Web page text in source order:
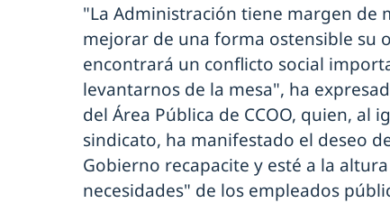
"La Administración tiene margen de
mejorar de una forma ostensible su
encontrará un conflicto social
levantarnos de la mesa", ha
del Área Pública de CCOO, quien, al
sindicato, ha manifestado el deseo
Gobierno recapacite y esté a la
necesidades" de los empleados